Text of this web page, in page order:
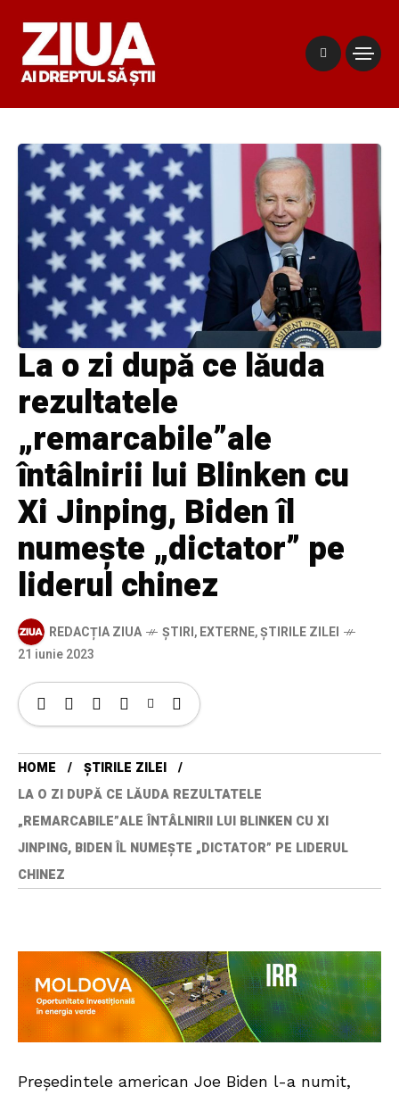
La o zi după ce lăuda
rezultatele
„remarcabile”ale
întâlnirii lui Blinken cu
Xi Jinping, Biden îl
numește „dictator” pe
liderul chinez
REDACȚIA ZIUA ȘTIRI,EXTERNE,ȘTIRILE ZILEI
21 iunie 2023
HOME
ȘTIRILE ZILEI
LA O ZI DUPĂ CE LĂUDA REZULTATELE
„REMARCABILE”ALE ÎNTÂLNIRII LUI BLINKEN CU XI
JINPING, BIDEN ÎL NUMEȘTE „DICTATOR” PE LIDERUL
CHINEZ
Preşedintele american Joe Biden l-a numit,